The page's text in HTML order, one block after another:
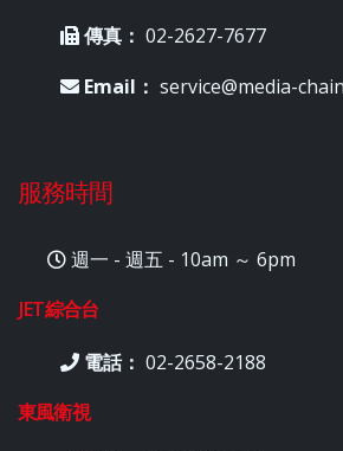
傳真： 02-2627-7677
Email： service@media-
服務時間
週一 - 週五 - 10am ～ 6pm
JET綜合台
電話： 02-2658-2188
東風衛視